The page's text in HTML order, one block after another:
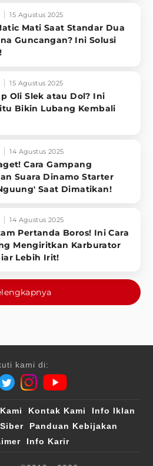
15 Agustus 2025
Mati Saat Standar Dua
Guncangan? Ini Solusi
15 Agustus 2025
Oli Slek atau Dol? Ini
Bikin Lubang Kembali
14 Agustus 2025
Cara Gampang
Suara Dinamo Starter
Saat Dimatikan!
14 Agustus 2025
Pertanda Boros! Ini Cara
Mengiritkan Karburator
Lebih Irit!
kami di:
Kontak Kami
Info Iklan
Panduan Kebijakan
Info Karir